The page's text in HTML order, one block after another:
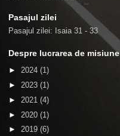
Pasajul zilei
Pasajul zilei: Isaia 31 - 33
Despre lucrarea de misiune
► 2024 (1)
► 2023 (1)
► 2021 (4)
► 2020 (1)
► 2019 (6)